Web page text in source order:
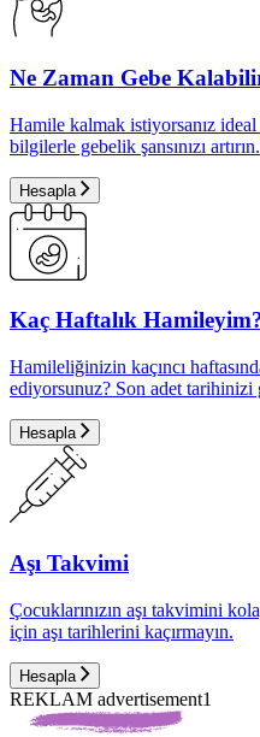
Ne Zaman Gebe
Hamile kalmak istiyorsanız ideal
bilgilerle gebelik şansınızı artırın.
Hesapla
Kaç Haftalık
Hamileliğinizin kaçıncı
ediyorsunuz? Son adet tarihinizi
Hesapla
Aşı Takvimi
Çocuklarınızın aşı takvimini
için aşı tarihlerini kaçırmayın.
Hesapla
REKLAM advertisement1